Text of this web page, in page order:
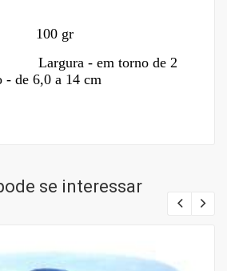
gr
- em torno de 2
- de 6,0 a 14 cm
se interessar